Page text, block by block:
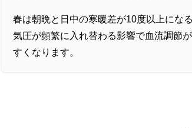
春は朝晩と日中の寒暖差が10度以上にな
気圧が頻繁に入れ替わる影響で血流調節
すくなります。